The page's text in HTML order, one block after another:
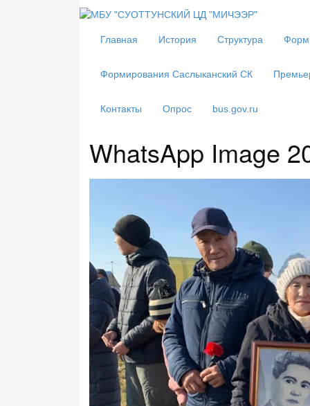
Главная История Структура
Формирования Саслыканский СК
Контакты Опрос bus.gov.ru
WhatsApp Image